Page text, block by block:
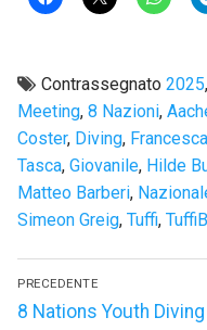
Contrassegnato 2025,
Meeting, 8 Nazioni,
Coster, Diving,
Tasca, Giovanile, Hilde
Matteo Barberi,
Simeon Greig, Tuffi,
Navigazione
articoli
PRECEDENTE
Articolo
8 Nations Youth Diving